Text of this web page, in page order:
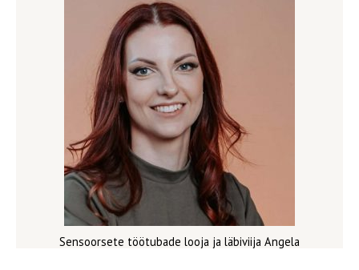
Sensoorsete töötubade looja ja läbiviija Angela